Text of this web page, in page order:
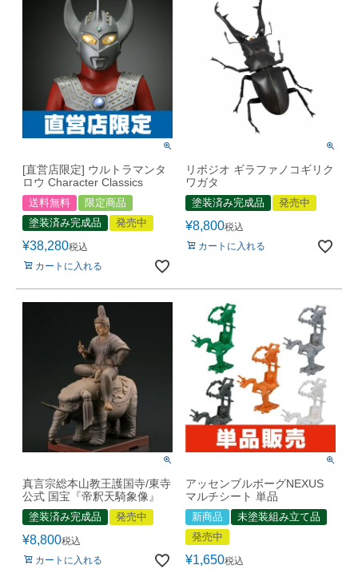
[直営店限定] ウルトラマンタ
ロウ Character Classics
送料無料
限定商品
塗装済み完成品
発売中
¥38,280税込
カートに入れる
リボジオ ギラファノコギリク
ワガタ
塗装済み完成品 発売中
¥8,800税込
カートに入れる
真言宗総本山教王護国寺/東寺
公式 国宝『帝釈天騎象像』
塗装済み完成品 発売中
¥8,800税込
カートに入れる
アッセンブルボーグNEXUS
マルチシート 単品
新商品
未塗装組み立て品
発売中
¥1,650税込